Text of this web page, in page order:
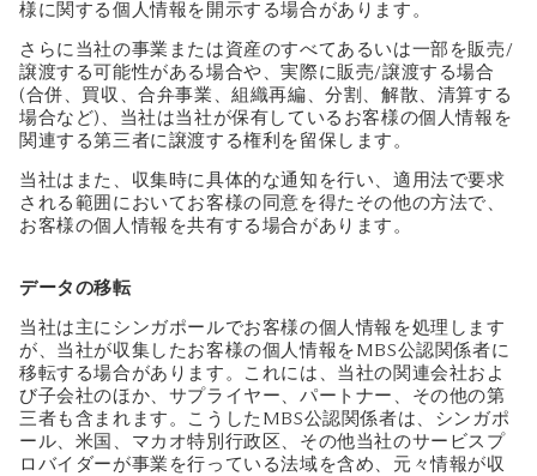
様に関する個人情報を開示する場合があります。
さらに当社の事業または資産のすべてあるいは一部を販売/
譲渡する可能性がある場合や、実際に販売/譲渡する場合
(合併、買収、合弁事業、組織再編、分割、解散、清算する
場合など)、当社は当社が保有しているお客様の個人情報を
関連する第三者に譲渡する権利を留保します。
当社はまた、収集時に具体的な通知を行い、適用法で要求
される範囲においてお客様の同意を得たその他の方法で、
お客様の個人情報を共有する場合があります。
データの移転
当社は主にシンガポールでお客様の個人情報を処理します
が、当社が収集したお客様の個人情報をMBS公認関係者に
移転する場合があります。これには、当社の関連会社およ
び子会社のほか、サプライヤー、パートナー、その他の第
三者も含まれます。こうしたMBS公認関係者は、シンガポ
ール、米国、マカオ特別行政区、その他当社のサービスプ
ロバイダーが事業を行っている法域を含め、元々情報が収